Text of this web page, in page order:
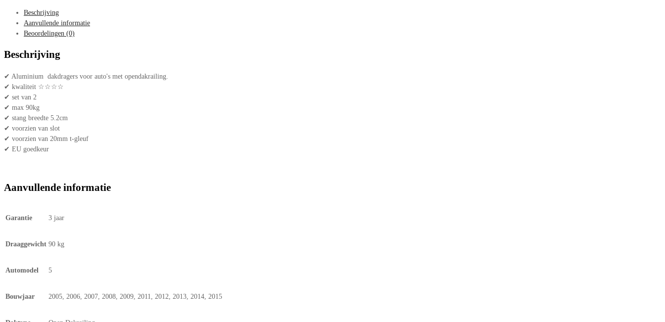
Beschrijving
Aanvullende informatie
Beoordelingen (0)
Beschrijving
✔ Aluminium dakdragers voor auto's met opendakrailing.
✔ kwaliteit ☆☆☆☆
✔ set van 2
✔ max 90kg
✔ stang breedte 5.2cm
✔ voorzien van slot
✔ voorzien van 20mm t-gleuf
✔ EU goedkeur
Aanvullende informatie
Garantie 3 jaar
Draaggewicht 90 kg
Automodel 5
Bouwjaar 2005, 2006, 2007, 2008, 2009, 2011, 2012, 2013, 2014, 2015